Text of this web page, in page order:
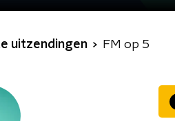
uitzendingen FM op 5